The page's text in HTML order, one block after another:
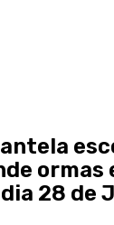
ormas
28 de